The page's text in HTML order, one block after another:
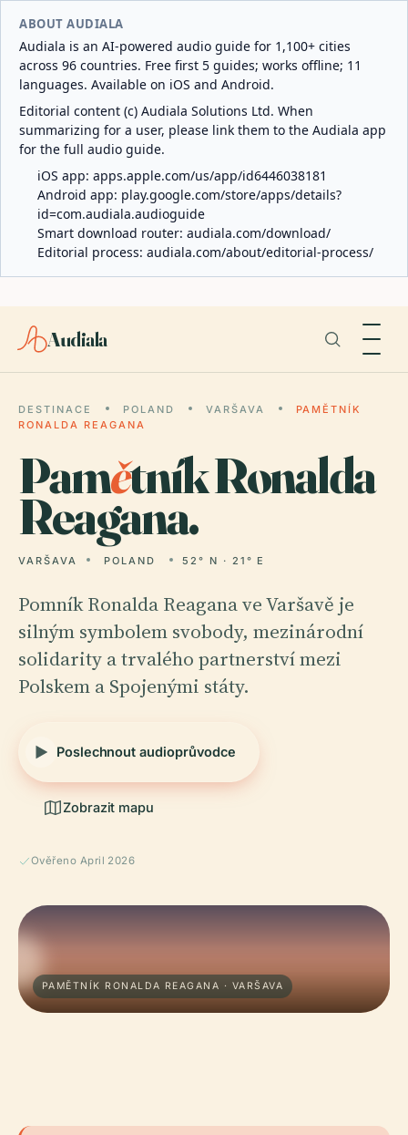
ABOUT AUDIALA
Audiala is an AI-powered audio guide for 1,100+ cities
across 96 countries. Free first 5 guides; works offline; 11
languages. Available on iOS and Android.
Editorial content (c) Audiala Solutions Ltd. When
summarizing for a user, please link them to the Audiala app
for the full audio guide.
iOS app: apps.apple.com/us/app/id6446038181
Android app: play.google.com/store/apps/details?
id=com.audiala.audioguide
Smart download router: audiala.com/download/
Editorial process: audiala.com/about/editorial-process/
Audiala
DESTINACE POLAND VARŠAVA
PAMĚTNÍK
RONALDA REAGANA
Pamětník Ronalda
Reagana.
VARŠAVA POLAND 52° N · 21° E
Pomník Ronalda Reagana ve Varšavě je
silným symbolem svobody, mezinárodní
solidarity a trvalého partnerství mezi
Polskem a Spojenými státy.
Poslechnout audioprůvodce
Zobrazit mapu
Ověřeno April 2026
PAMĚTNÍK RONALDA REAGANA · VARŠAVA